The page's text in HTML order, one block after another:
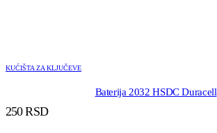
KUĆIŠTA ZA KLJUČEVE
Baterija 2032 HSDC Duracell
250RSD